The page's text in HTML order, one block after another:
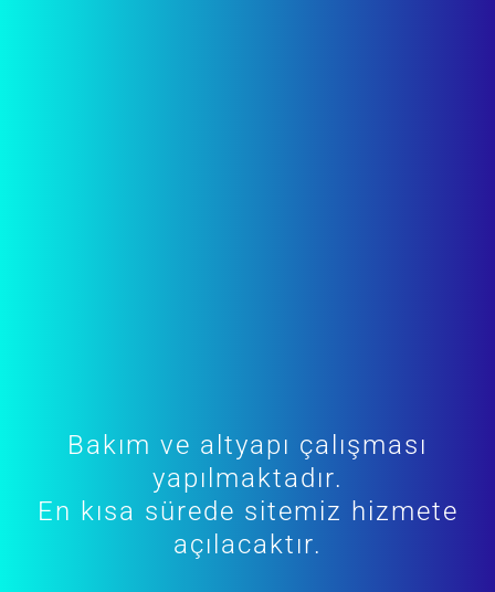
Bakım ve altyapı çalışması
yapılmaktadır.
En kısa sürede sitemiz hizmete
açılacaktır.